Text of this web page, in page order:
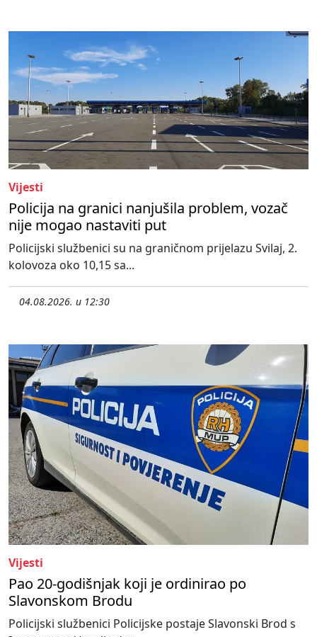
Vijesti
Policija na granici nanjušila problem, vozač
nije mogao nastaviti put
Policijski službenici su na graničnom prijelazu Svilaj, 2.
kolovoza oko 10,15 sa...
04.08.2026. u 12:30
Vijesti
Pao 20-godišnjak koji je ordinirao po
Slavonskom Brodu
Policijski službenici Policijske postaje Slavonski Brod s